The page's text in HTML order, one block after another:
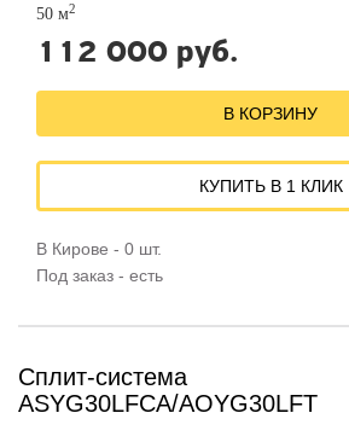
50 м2
112 000 руб.
В КОРЗИНУ
КУПИТЬ В 1 КЛИК
В Кирове - 0 шт.
Под заказ - есть
Сплит-система
ASYG30LFCA/AOYG30LFT